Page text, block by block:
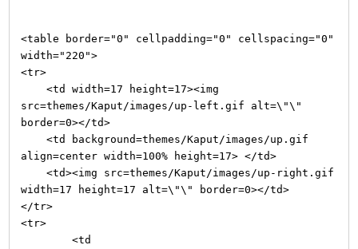
<table border="0" cellpadding="0" cellspacing="0"
width="220">
<tr>
<td width=17 height=17><img
src=themes/Kaput/images/up-left.gif alt=\"\"
border=0></td>
<td background=themes/Kaput/images/up.gif
align=center width=100% height=17> </td>
<td><img src=themes/Kaput/images/up-right.gif
width=17 height=17 alt=\"\" border=0></td>
</tr>
<tr>
<td